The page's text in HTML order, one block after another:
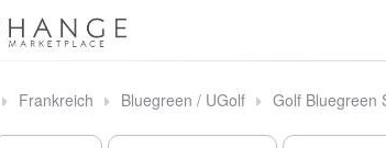
Frankreich Bluegreen / UGolf Golf Bluegreen